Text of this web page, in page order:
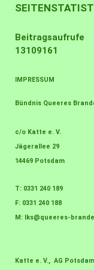
Beitragsaufrufe
13109161
IMPRESSUM
Bündnis Queeres
c/o Katte e. V.
Jägerallee 29
14469 Potsdam
T: 0331 240 189
F: 0331 240 188
M:
lks@queeres-
Katte e. V., AG